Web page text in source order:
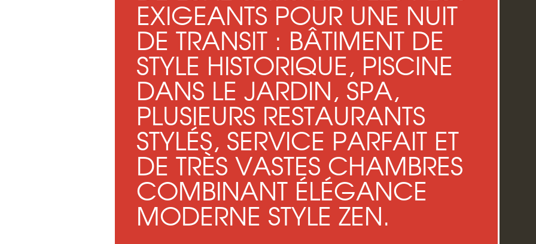
EXIGEANTS POUR UNE NUIT
DE TRANSIT : BÂTIMENT DE
STYLE HISTORIQUE, PISCINE
DANS LE JARDIN, SPA,
PLUSIEURS RESTAURANTS
STYLÉS, SERVICE PARFAIT ET
DE TRÈS VASTES CHAMBRES
COMBINANT ÉLÉGANCE
MODERNE STYLE ZEN.